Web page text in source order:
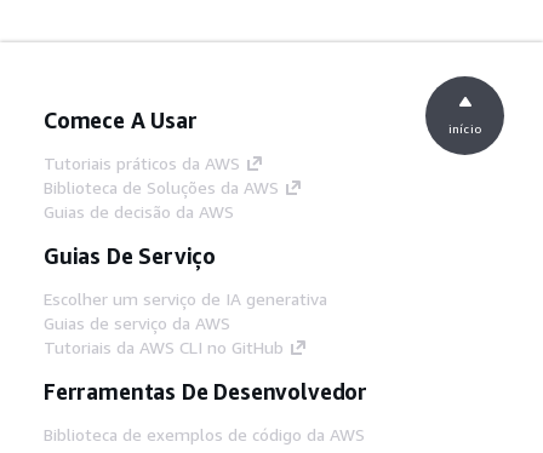
Comece A Usar
Tutoriais práticos da AWS
Biblioteca de Soluções da AWS
Guias de decisão da AWS
Guias De Serviço
Escolher um serviço de IA generativa
Guias de serviço da AWS
Tutoriais da AWS CLI no GitHub
Ferramentas De Desenvolvedor
Biblioteca de exemplos de código da AWS
início